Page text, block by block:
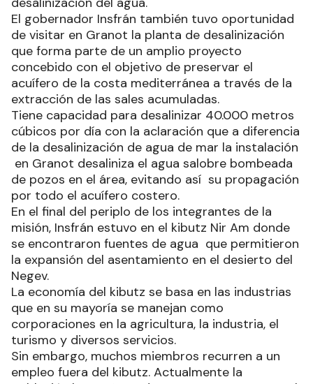
El gobernador Insfrán también tuvo oportunidad
de visitar en Granot la planta de desalinización
que forma parte de un amplio proyecto
concebido con el objetivo de preservar el
acuífero de la costa mediterránea a través de la
extracción de las sales acumuladas.
Tiene capacidad para desalinizar 40.000 metros
cúbicos por día con la aclaración que a diferencia
de la desalinización de agua de mar la instalación
en Granot desaliniza el agua salobre bombeada
de pozos en el área, evitando así su propagación
por todo el acuífero costero.
En el final del periplo de los integrantes de la
misión, Insfrán estuvo en el kibutz Nir Am donde
se encontraron fuentes de agua que permitieron
la expansión del asentamiento en el desierto del
Negev.
La economía del kibutz se basa en las industrias
que en su mayoría se manejan como
corporaciones en la agricultura, la industria, el
turismo y diversos servicios.
Sin embargo, muchos miembros recurren a un
empleo fuera del kibutz. Actualmente la